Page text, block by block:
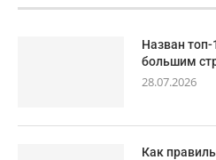
Назван
большим
28.07.2026
Как